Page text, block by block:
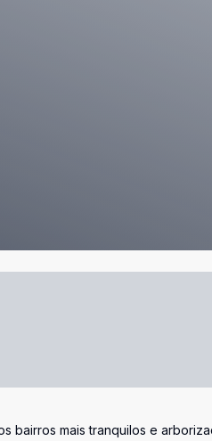
bairros mais tranquilos e